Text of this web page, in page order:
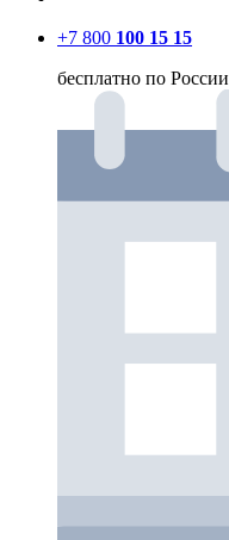
+7 800 100 15 15
бесплатно по России